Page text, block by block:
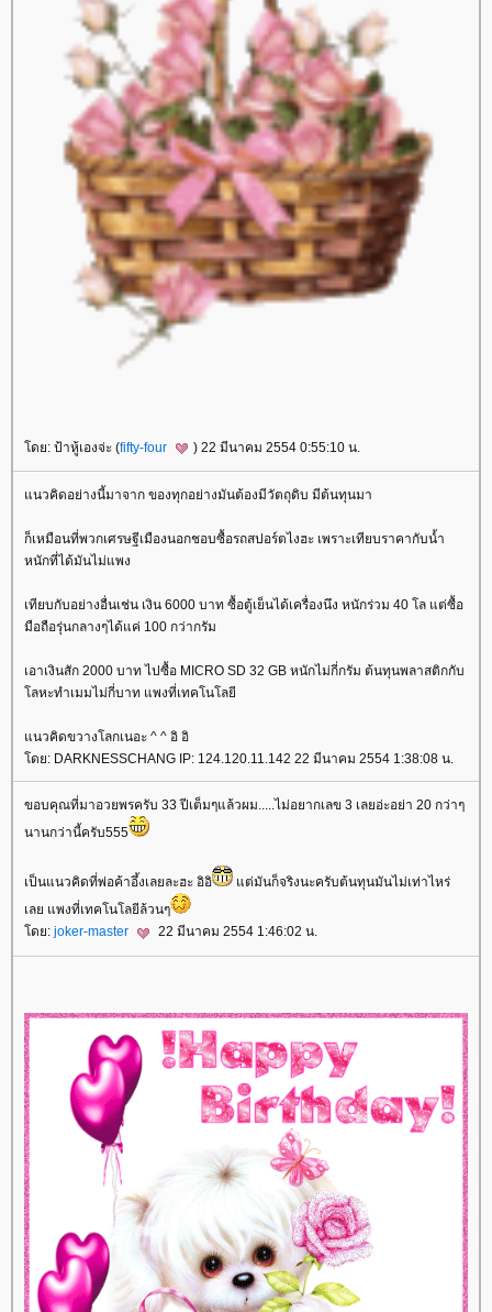
ดย: ป้าหู้เองจ่ะ (fifty-four ) 22 มีนาคม 2554 0:55:10 น.
นวคิดอย่างนี้มาจาก ของทุกอย่างมันต้องมีวัตถุดิบ มีต้นทุนมา
ก็เหมือนที่พวกเศรษฐีเมืองนอกชอบซื้อรถสปอร์ตไงฮะ เพราะเทียบราคากับน้ำ
หนักที่ได้มันไม่แพง
เทียบกับอย่างอื่นเช่น เงิน 6000 บาท ซื้อตู้เย็นได้เครื่องนึง หนักร่วม 40 โล แต่ซื้อ
มือถือรุ่นกลางๆได้แค่ 100 กว่ากรัม
เอาเงินสัก 2000 บาท ไปซื้อ MICRO SD 32 GB หนักไม่กี่กรัม ต้นทุนพลาสติกกับ
ลหะทำเมมไม่กี่บาท แพงที่เทคโนโลยี
นวคิดขวางโลกเนอะ ^ ^ อิ อิ
ดย: DARKNESSCHANG IP: 124.120.11.142 22 มีนาคม 2554 1:38:08 น.
ขอบคุณที่มาอวยพรครับ 33 ปีเต็มๆแล้วผม.....ไม่อยากเลข 3 เลยอ่ะอย่า 20 กว่าๆ
นานกว่านี้ครับ555
เป็นแนวคิดที่พ่อค้าอึ้งเลยละฮะ อิอิ
ต่มันก็จริงนะครับต้นทุนมันไม่เท่าไหร่
เลย แพงที่เทคโนโลยีล้วนๆ
ดย: joker-master 22 มีนาคม 2554 1:46:02 น.